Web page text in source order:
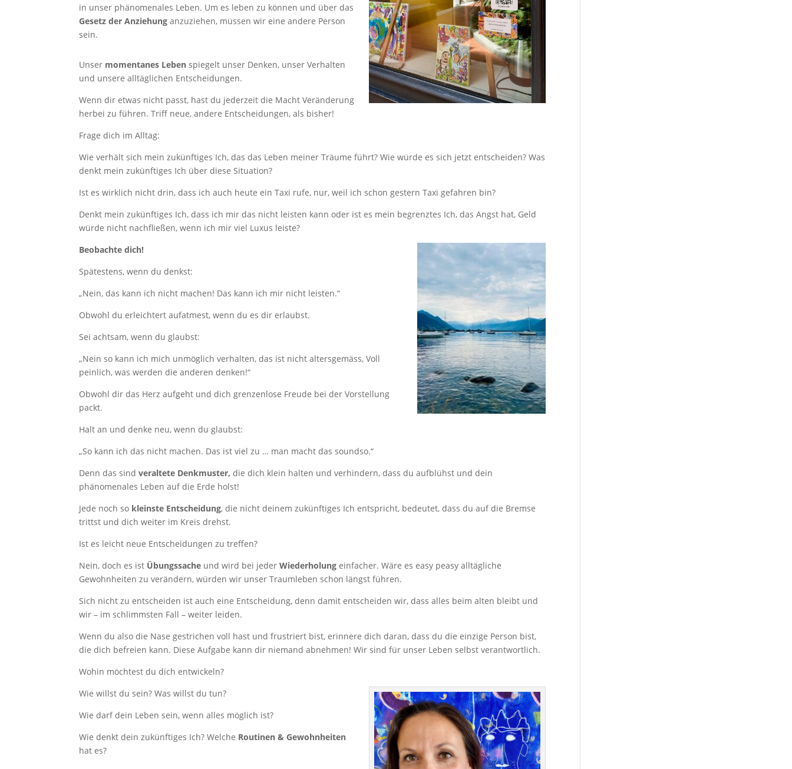
in unser phänomenales Leben. Um es leben zu können und über das
Gesetz der Anziehung anzuziehen, müssen wir eine andere Person
sein.
Unser momentanes Leben spiegelt unser Denken, unser Verhalten
und unsere alltäglichen Entscheidungen.
Wenn dir etwas nicht passt, hast du jederzeit die Macht Veränderung
herbei zu führen. Triff neue, andere Entscheidungen, als bisher!
Frage dich im Alltag:
Wie verhält sich mein zukünftiges Ich, das das Leben meiner Träume führt? Wie würde es sich jetzt entscheiden? Was
denkt mein zukünftiges Ich über diese Situation?
Ist es wirklich nicht drin, dass ich auch heute ein Taxi rufe, nur, weil ich schon gestern Taxi gefahren bin?
Denkt mein zukünftiges Ich, dass ich mir das nicht leisten kann oder ist es mein begrenztes Ich, das Angst hat, Geld
würde nicht nachfließen, wenn ich mir viel Luxus leiste?
Beobachte dich!
Spätestens, wenn du denkst:
„Nein, das kann ich nicht machen! Das kann ich mir nicht leisten.“
Obwohl du erleichtert aufatmest, wenn du es dir erlaubst.
Sei achtsam, wenn du glaubst:
„Nein so kann ich mich unmöglich verhalten, das ist nicht altersgemäss, Voll
peinlich, was werden die anderen denken!“
Obwohl dir das Herz aufgeht und dich grenzenlose Freude bei der Vorstellung
packt.
Halt an und denke neu, wenn du glaubst:
„So kann ich das nicht machen. Das ist viel zu … man macht das soundso.“
Denn das sindveraltete Denkmuster, die dich klein halten und verhindern, dass du aufblühst und dein
phänomenales Leben auf die Erde holst!
Jede noch so kleinste Entscheidung, die nicht deinem zukünftiges Ich entspricht, bedeutet, dass du auf die Bremse
trittst und dich weiter im Kreis drehst.
Ist es leicht neue Entscheidungen zu treffen?
Nein, doch es ist Übungssache und wird bei jederWiederholung einfacher. Wäre es easy peasy alltägliche
Gewohnheiten zu verändern, würden wir unser Traumleben schon längst führen.
Sich nicht zu entscheiden ist auch eine Entscheidung, denn damit entscheiden wir, dass alles beim alten bleibt und
wir – im schlimmsten Fall – weiter leiden.
Wenn du also die Nase gestrichen voll hast und frustriert bist, erinnere dich daran, dass du die einzige Person bist,
die dich befreien kann. Diese Aufgabe kann dir niemand abnehmen! Wir sind für unser Leben selbst verantwortlich.
Wohin möchtest du dich entwickeln?
Wie willst du sein? Was willst du tun?
Wie darf dein Leben sein, wenn alles möglich ist?
Wie denkt dein zukünftiges Ich? Welche Routinen & Gewohnheiten
hat es?